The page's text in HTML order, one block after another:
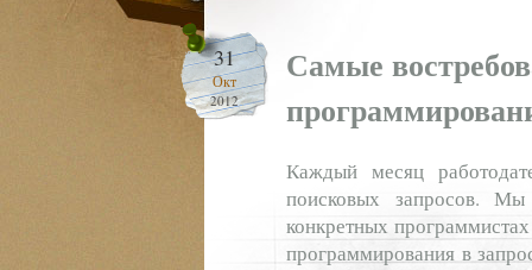
31
Окт
2012
Самые
Каждый месяц
поисковых запросов. Мы
конкретных
программирования в